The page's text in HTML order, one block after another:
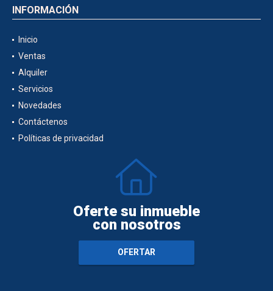
INFORMACIÓN
Inicio
Ventas
Alquiler
Servicios
Novedades
Contáctenos
Políticas de privacidad
Oferte su inmueble
con nosotros
OFERTAR